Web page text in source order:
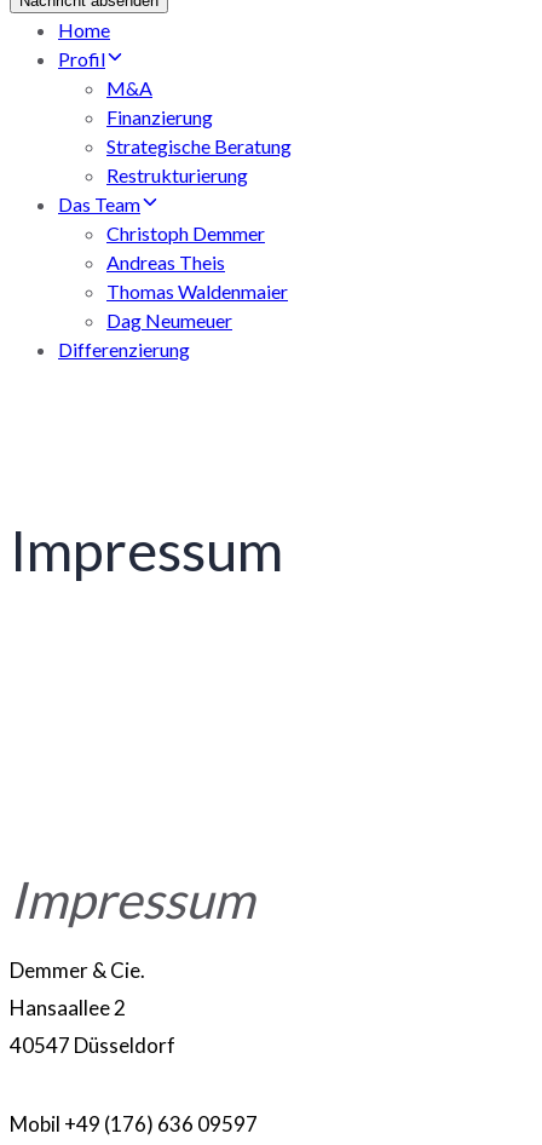
Home
Profil
M&A
Finanzierung
Strategische Beratung
Restrukturierung
Das Team
Christoph Demmer
Andreas Theis
Thomas Waldenmaier
Dag Neumeuer
Differenzierung
Impressum
Impressum
Demmer & Cie.
Hansaallee 2
40547 Düsseldorf
Mobil +49 (176) 636 09597